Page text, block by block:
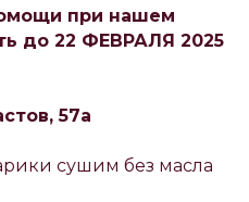
при нашем
до 22 ФЕВРАЛЯ 2025
57а
сушим без масла